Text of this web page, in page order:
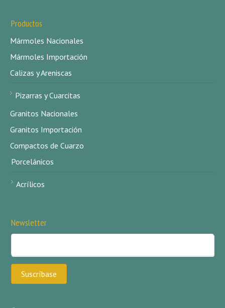
Productos
Mármoles Nacionales
Mármoles Importación
Calizas y Areniscas
Pizarras y Cuarcitas
Granitos Nacionales
Granitos Importación
Compactos de Cuarzo
Porcelánicos
Acrílicos
Newsletter